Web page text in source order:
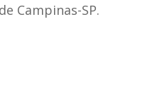
Campinas-SP.